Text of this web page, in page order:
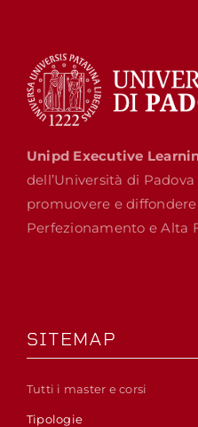
Unipd Executive
dell’Università di
promuovere e
Perfezionamento e Alta
SITEMAP
Tutti i master e corsi
Tipologie